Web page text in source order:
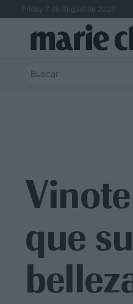
Friday 7 de August de 2026
que